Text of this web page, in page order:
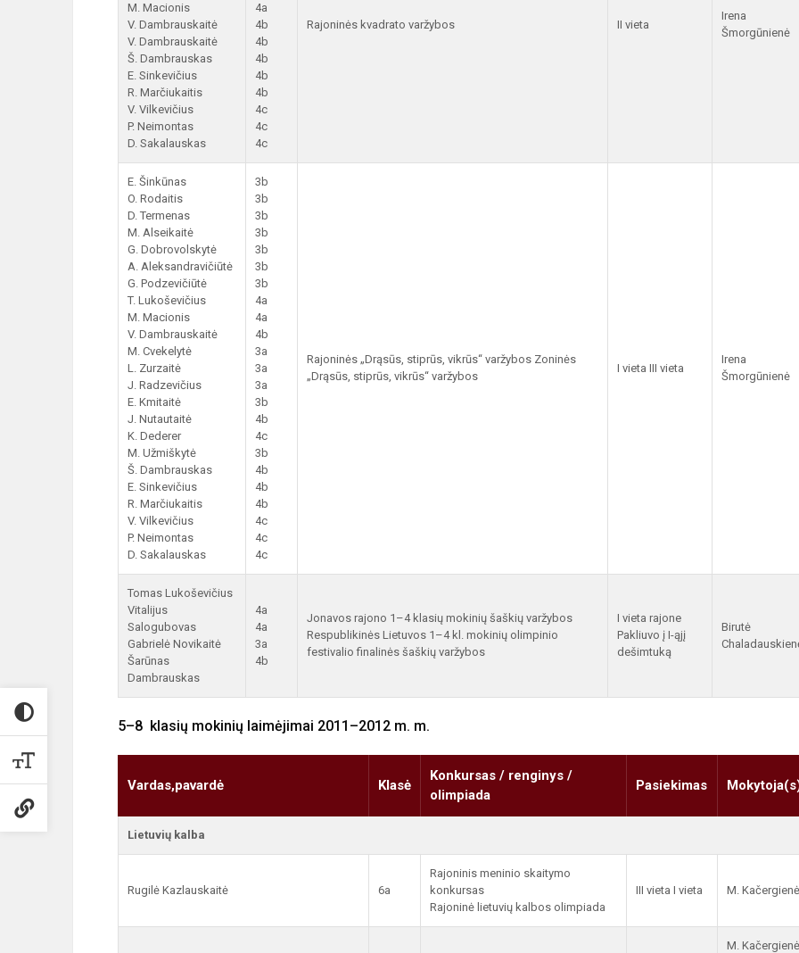
M. Macionis
V. Dambrauskaitė
V. Dambrauskaitė
Š. Dambrauskas
E. Sinkevičius
R. Marčiukaitis
V. Vilkevičius
P. Neimontas
D. Sakalauskas
4a
4b
4b
4b
4b
4b
4c
4c
4c
Rajoninės kvadrato varžybos II vieta
Irena
Šmorgūnienė
E. Šinkūnas
O. Rodaitis
D. Termenas
M. Alseikaitė
G. Dobrovolskytė
A. Aleksandravičiūtė
G. Podzevičiūtė
T. Lukoševičius
M. Macionis
V. Dambrauskaitė
M. Cvekelytė
L. Zurzaitė
J. Radzevičius
E. Kmitaitė
J. Nutautaitė
K. Dederer
M. Užmiškytė
Š. Dambrauskas
E. Sinkevičius
R. Marčiukaitis
V. Vilkevičius
P. Neimontas
D. Sakalauskas
3b
3b
3b
3b
3b
3b
3b
4a
4a
4b
3a
3a
3a
3b
4b
4c
3b
4b
4b
4b
4c
4c
4c
Rajoninės „Drąsūs, stiprūs, vikrūs“ varžybos Zoninės
„Drąsūs, stiprūs, vikrūs“ varžybos
I vieta III vieta
Irena
Šmorgūnienė
Tomas Lukoševičius
Vitalijus
Salogubovas
Gabrielė Novikaitė
Šarūnas
Dambrauskas
4a
4a
3a
4b
Jonavos rajono 1–4 klasių mokinių šaškių varžybos
Respublikinės Lietuvos 1–4 kl. mokinių olimpinio
festivalio finalinės šaškių varžybos
I vieta rajone
Pakliuvo į I-ąjį
dešimtuką
Birutė
5–8 klasių mokinių laimėjimai 2011–2012 m. m.
Vardas,pavardė Klasė
Konkursas / renginys /
olimpiada
Pasiekimas
Lietuvių kalba
Rugilė Kazlauskaitė 6a
Rajoninis meninio skaitymo
konkursas
Rajoninė lietuvių kalbos olimpiada
III vieta I vieta M. Kačergienė
M. Kačergienė